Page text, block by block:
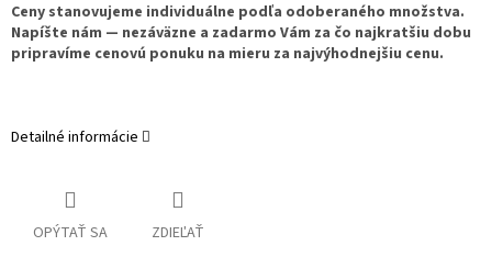
Ceny stanovujeme individuálne podľa odoberaného množstva.
Napíšte nám — nezáväzne a zadarmo Vám za čo najkratšiu dobu
pripravíme cenovú ponuku na mieru za najvýhodnejšiu cenu.
Detailné informácie
OPÝTAŤ SA ZDIEĽAŤ